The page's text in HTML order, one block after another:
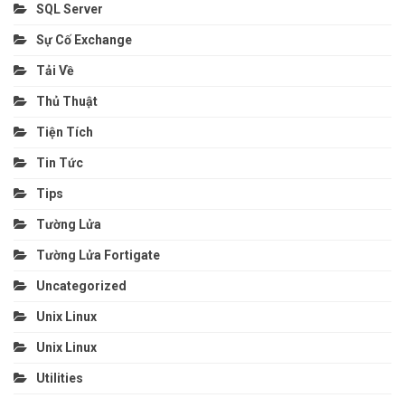
SQL Server
Sự Cố Exchange
Tải Về
Thủ Thuật
Tiện Tích
Tin Tức
Tips
Tường Lửa
Tường Lửa Fortigate
Uncategorized
Unix Linux
Unix Linux
Utilities